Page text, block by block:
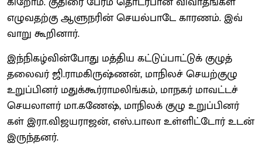
எழு​வதற்கு ஆளுநரின் செயல்​பாடே காரணம். இவ்​
வாறு கூறி​னார்.
இந்​நிகழ்​வின்போது மத்​திய கட்​டுப்​பாட்​டுக் குழுத்
தலை​வர் ஜி.ராமகிருஷ்ணன், மாநிலச் செயற்​குழு
உறுப்​பினர் மதுக்​கூர்ராமலிங்​கம், மாநகர் மாவட்​டச்
செய​லா​ளர் மா.கணேஷ், மாநிலக் குழு உறுப்​பினர்​
கள் இரா.விஜய​ராஜன், எஸ்.பாலா உள்​ளிட்​டோர் உடன்
இருந்​தனர்.